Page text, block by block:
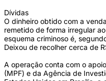
Dívidas
O dinheiro obtido com a
remetido de forma irregular
esquema criminoso é,
Deixou de recolher cerca de
A operação conta com o
(MPF) e da Agência de